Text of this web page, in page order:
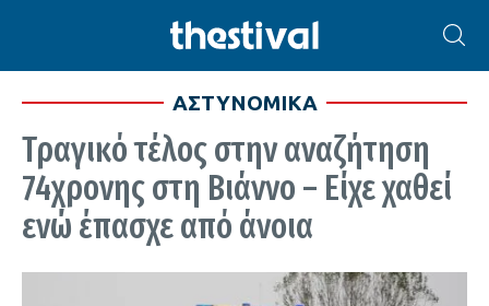
ΑΣΤΥΝΟΜΙΚΑ
Τραγικό τέλος στην αναζήτηση
74χρονης στη Βιάννο – Είχε χαθεί
ενώ έπασχε από άνοια